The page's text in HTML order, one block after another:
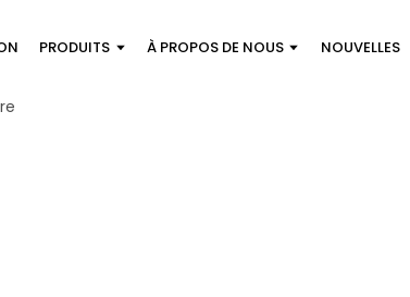
PRODUITS À PROPOS DE NOUS NOUVELLES